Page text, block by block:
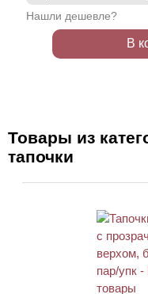
Нашли дешевле?
В
Товары из
тапочки